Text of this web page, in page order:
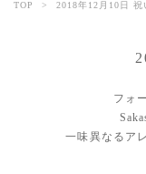
TOP > 2018年12月10日 祝
フォ
一味異なるア